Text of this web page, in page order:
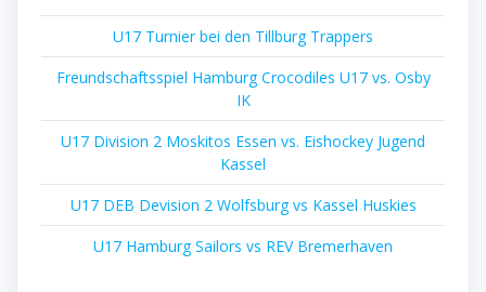
U17 Turnier bei den Tillburg Trappers
Freundschaftsspiel Hamburg Crocodiles U17 vs. Osby
IK
U17 Division 2 Moskitos Essen vs. Eishockey Jugend
Kassel
U17 DEB Devision 2 Wolfsburg vs Kassel Huskies
U17 Hamburg Sailors vs REV Bremerhaven